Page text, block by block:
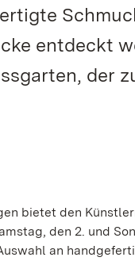
entdeckt
der
bietet den
den 2. und
an